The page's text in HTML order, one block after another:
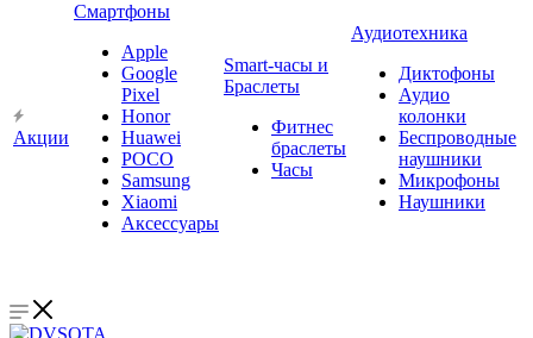
Акции
Смартфоны
Apple
Google
Pixel
Honor
Huawei
POCO
Samsung
Xiaomi
Аксессуары
Smart-часы и
Браслеты
Фитнес
браслеты
Часы
Аудиотехника
Диктофоны
Аудио
колонки
Беспроводные
наушники
Микрофоны
Наушники